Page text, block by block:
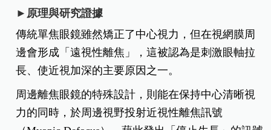
►原理與研究證據
傳統單焦眼鏡雖然矯正了中心視力，但在視網膜周
邊會形成「遠視性離焦」，這被認為是刺激眼軸拉
長、使近視加深的主要原因之一。
周邊離焦眼鏡的特殊設計，則能在保持中心清晰視
力的同時，於周邊視野投射近視性離焦訊號